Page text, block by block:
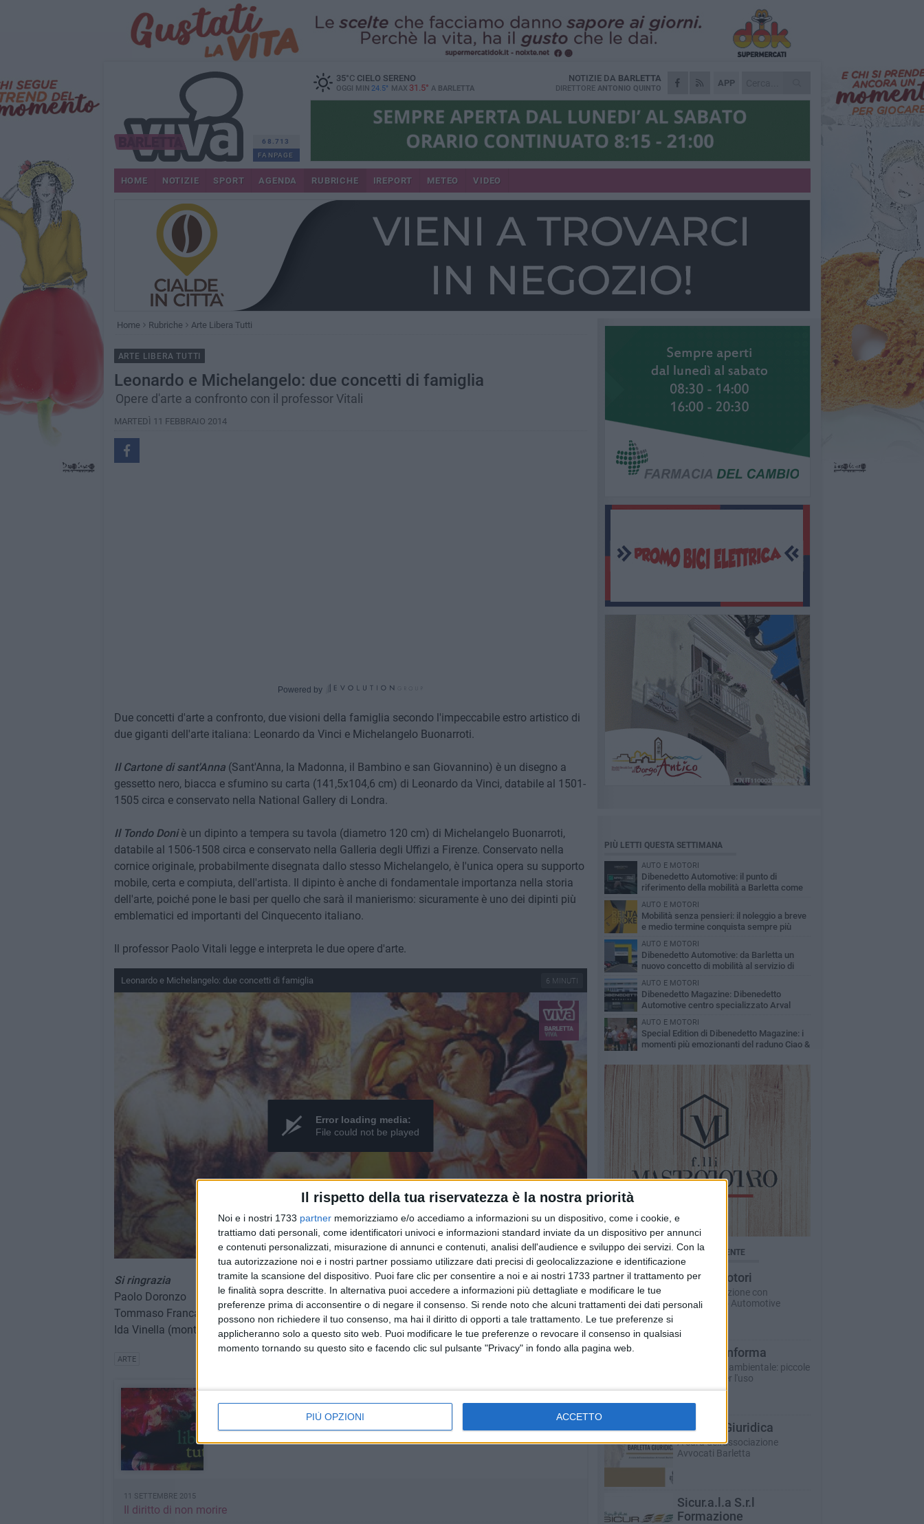
Il rispetto della tua riservatezza è la nostra priorità
Noi e i nostri 1733 partner memorizziamo e/o accediamo a informazioni su un dispositivo, come i cookie, e
trattiamo dati personali, come identificatori univoci e informazioni standard inviate da un dispositivo per annunci
e contenuti personalizzati, misurazione di annunci e contenuti, analisi dell'audience e sviluppo dei servizi. Con la
tua autorizzazione noi e i nostri partner possiamo utilizzare dati precisi di geolocalizzazione e identificazione
tramite la scansione del dispositivo. Puoi fare clic per consentire a noi e ai nostri 1733 partner il trattamento per
le finalità sopra descritte. In alternativa puoi accedere a informazioni più dettagliate e modificare le tue
preferenze prima di acconsentire o di negare il consenso. Si rende noto che alcuni trattamenti dei dati personali
possono non richiedere il tuo consenso, ma hai il diritto di opporti a tale trattamento. Le tue preferenze si
applicheranno solo a questo sito web. Puoi modificare le tue preferenze o revocare il consenso in qualsiasi
momento tornando su questo sito e facendo clic sul pulsante "Privacy" in fondo alla pagina web.
PIÙ OPZIONI ACCETTO
68.713
FANPAGE
35°CCIELO SERENO
OGGI MIN 24.5° MAX 31.5° A BARLETTA
APP
NOTIZIE DA BARLETTA
DIRETTORE ANTONIO QUINTO
HOME NOTIZIE SPORT AGENDA RUBRICHE IREPORT METEO VIDEO
Home Rubriche Arte Libera Tutti
ARTE LIBERA TUTTI
Leonardo e Michelangelo: due concetti di famiglia
Opere d'arte a confronto con il professor Vitali
MARTEDÌ 11 FEBBRAIO 2014
Powered by
Due concetti d'arte a confronto, due visioni della famiglia secondo l'impeccabile estro artistico di
due giganti dell'arte italiana: Leonardo da Vinci e Michelangelo Buonarroti.
Il Cartone di sant'Anna(Sant'Anna, la Madonna, il Bambino e san Giovannino) è un disegno a
gessetto nero, biacca e sfumino su carta (141,5x104,6 cm) di Leonardo da Vinci, databile al 1501-
1505 circa e conservato nella National Gallery di Londra.
Il Tondo Doniè un dipinto a tempera su tavola (diametro 120 cm) di Michelangelo Buonarroti,
databile al 1506-1508 circa e conservato nella Galleria degli Uffizi a Firenze. Conservato nella
cornice originale, probabilmente disegnata dallo stesso Michelangelo, è l'unica opera su supporto
mobile, certa e compiuta, dell'artista. Il dipinto è anche di fondamentale importanza nella storia
dell'arte, poiché pone le basi per quello che sarà il manierismo: sicuramente è uno dei dipinti più
emblematici ed importanti del Cinquecento italiano.
Il professor Paolo Vitali legge e interpreta le due opere d'arte.
6 MINUTI
Leonardo e Michelangelo: due concetti di famiglia
Error loading media:
File could not be played
Si ringrazia
Paolo Doronzo
Tommaso Francavilla (riprese video)
Ida Vinella (montaggio video)
ARTE
Il professor Vitali racconta le opere d'arte
INDICE RUBRICA
11 SETTEMBRE 2015
Il diritto di non morire
PIÙ LETTI QUESTA SETTIMANA
AUTO E MOTORI
Dibenedetto Automotive: il punto di
riferimento della mobilità a Barletta come
AUTO E MOTORI
Mobilità senza pensieri: il noleggio a breve
e medio termine conquista sempre più
AUTO E MOTORI
Dibenedetto Automotive: da Barletta un
nuovo concetto di mobilità al servizio di
AUTO E MOTORI
Dibenedetto Magazine: Dibenedetto
Automotive centro specializzato Arval
AUTO E MOTORI
Special Edition di Dibenedetto Magazine: i
momenti più emozionanti del raduno Ciao &
RUBRICHE AGGIORNATE DI RECENTE
Auto e motori
In collaborazione con
Dibenedetto Automotive
Bar.S.A. informa
Educazione ambientale: piccole
istruzioni per l'uso
Barletta Giuridica
A cura dell'associazione
Avvocati Barletta
Sicur.a.l.a S.r.l
Formazione